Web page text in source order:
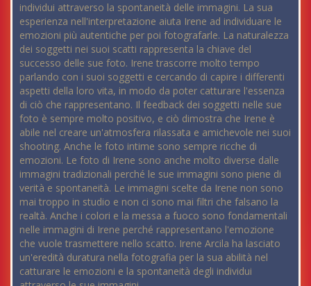
individui attraverso la spontaneità delle immagini. La sua
esperienza nell'interpretazione aiuta Irene ad individuare le
emozioni più autentiche per poi fotografarle. La naturalezza
dei soggetti nei suoi scatti rappresenta la chiave del
successo delle sue foto. Irene trascorre molto tempo
parlando con i suoi soggetti e cercando di capire i differenti
aspetti della loro vita, in modo da poter catturare l'essenza
di ciò che rappresentano. Il feedback dei soggetti nelle sue
foto è sempre molto positivo, e ciò dimostra che Irene è
abile nel creare un'atmosfera rilassata e amichevole nei suoi
shooting. Anche le foto intime sono sempre ricche di
emozioni. Le foto di Irene sono anche molto diverse dalle
immagini tradizionali perché le sue immagini sono piene di
verità e spontaneità. Le immagini scelte da Irene non sono
mai troppo in studio e non ci sono mai filtri che falsano la
realtà. Anche i colori e la messa a fuoco sono fondamentali
nelle immagini di Irene perché rappresentano l'emozione
che vuole trasmettere nello scatto. Irene Arcila ha lasciato
un'eredità duratura nella fotografia per la sua abilità nel
catturare le emozioni e la spontaneità degli individui